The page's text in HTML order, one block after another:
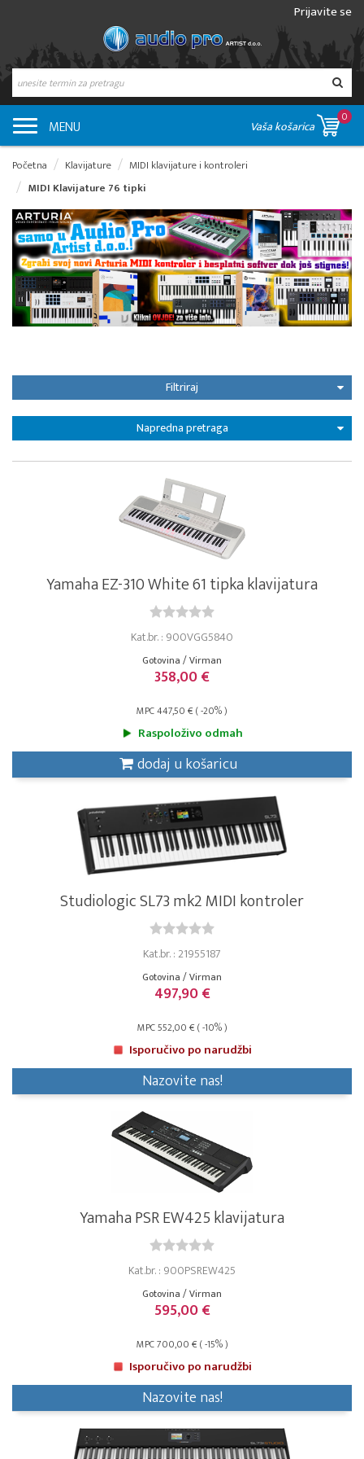
Prijavite se
MENU Vaša košarica
0
Početna Klavijature
MIDI klavijature i kontroleri
MIDI Klavijature 76 tipki
Filtriraj
Napredna pretraga
Yamaha EZ-310 White 61 tipka klavijatura
Kat.br. : 900VGG5840
Gotovina / Virman
358,00 €
MPC 447,50 € ( -20% )
Raspoloživo odmah
dodaj u košaricu
Studiologic SL73 mk2 MIDI kontroler
Kat.br. : 21955187
Gotovina / Virman
497,90 €
MPC 552,00 € ( -10% )
Isporučivo po narudžbi
Nazovite nas!
Yamaha PSR EW425 klavijatura
Kat.br. : 900PSREW425
Gotovina / Virman
595,00 €
MPC 700,00 € ( -15% )
Isporučivo po narudžbi
Nazovite nas!